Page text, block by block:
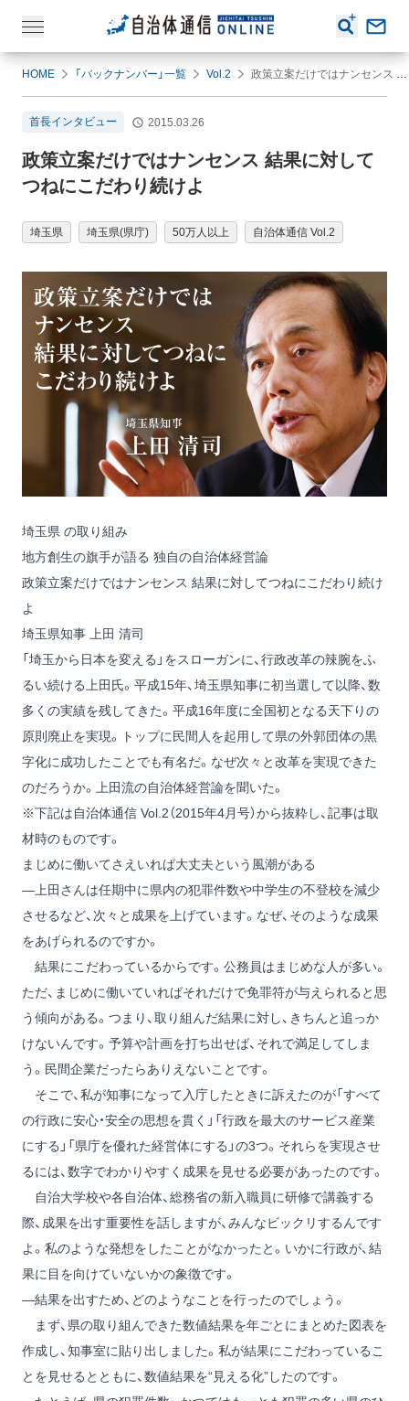
HOME 「バックナンバー」一覧 Vol.2 政策立案だけではナンセンス 結果に対してつねにこだわり続けよ
首長インタビュー 2015.03.26
政策立案だけではナンセンス 結果に対して
つねにこだわり続けよ
埼玉県 埼玉県(県庁) 50万人以上 自治体通信 Vol.2
埼玉県 の取り組み
地方創生の旗手が語る 独自の自治体経営論
政策立案だけではナンセンス 結果に対してつねにこだわり続け
よ
埼玉県知事 上田 清司
「埼玉から日本を変える」をスローガンに、行政改革の辣腕をふ
るい続ける上田氏。平成15年、埼玉県知事に初当選して以降、数
多くの実績を残してきた。平成16年度に全国初となる天下りの
原則廃止を実現。トップに民間人を起用して県の外郭団体の黒
字化に成功したことでも有名だ。なぜ次々と改革を実現できた
のだろうか。上田流の自治体経営論を聞いた。
※下記は自治体通信 Vol.2（2015年4月号）から抜粋し、記事は取
材時のものです。
まじめに働いてさえいれば大丈夫という風潮がある
―上田さんは任期中に県内の犯罪件数や中学生の不登校を減少
させるなど、次々と成果を上げています。なぜ、そのような成果
をあげられるのですか。
結果にこだわっているからです。公務員はまじめな人が多い。
ただ、まじめに働いていればそれだけで免罪符が与えられると思
う傾向がある。つまり、取り組んだ結果に対し、きちんと追っか
けないんです。予算や計画を打ち出せば、それで満足してしま
う。民間企業だったらありえないことです。
そこで、私が知事になって入庁したときに訴えたのが「すべて
の行政に安心・安全の思想を貫く」「行政を最大のサービス産業
にする」「県庁を優れた経営体にする」の3つ。それらを実現させ
るには、数字でわかりやすく成果を見せる必要があったのです。
自治大学校や各自治体、総務省の新入職員に研修で講義する
際、成果を出す重要性を話しますが、みんなビックリするんです
よ。私のような発想をしたことがなかったと。いかに行政が、結
果に目を向けていないかの象徴です。
―結果を出すため、どのようなことを行ったのでしょう。
まず、県の取り組んできた数値結果を年ごとにまとめた図表を
作成し、知事室に貼り出しました。私が結果にこだわっているこ
とを見せるとともに、数値結果を“見える化”したのです。